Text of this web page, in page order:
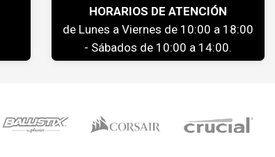
HORARIOS DE ATENCIÓN
de Lunes a Viernes de 10:00 a 18:00
- Sábados de 10:00 a 14:00.